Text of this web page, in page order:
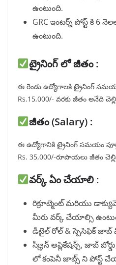
ఉంటుంది.
GRC ఇంటర్న్ పోస్ట్ కి 6
ఉంటుంది.
ట్రైనింగ్ లో జీతం :
ఈ రెండు ఉద్యోగాలకి ట్రైనింగ్
Rs.15,000/- వరకు జీతం అనేది
జీతం (Salary) :
ఈ ఉద్యోగానికి ట్రైనింగ్ సమయం
Rs. 35,000/-రూపాయలు జీతం
వర్క్ ఏం చేయాలి :
రిక్రూట్మెంట్ మరియు
మీరు వర్క్ చేయాల్సి
డీటైల్ రోల్ & స్పెసిఫిక్
స్క్రీన్ అప్లికేషన్స్, జాబ్
లో కంపెనీ జాబ్స్ ని పోస్ట్